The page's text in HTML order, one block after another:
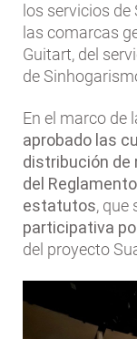
los servicios de
las comarcas
Guitart, del
de
En el marco de
aprobado las
distribución de
del
estatutos, que
participativa
del proyecto